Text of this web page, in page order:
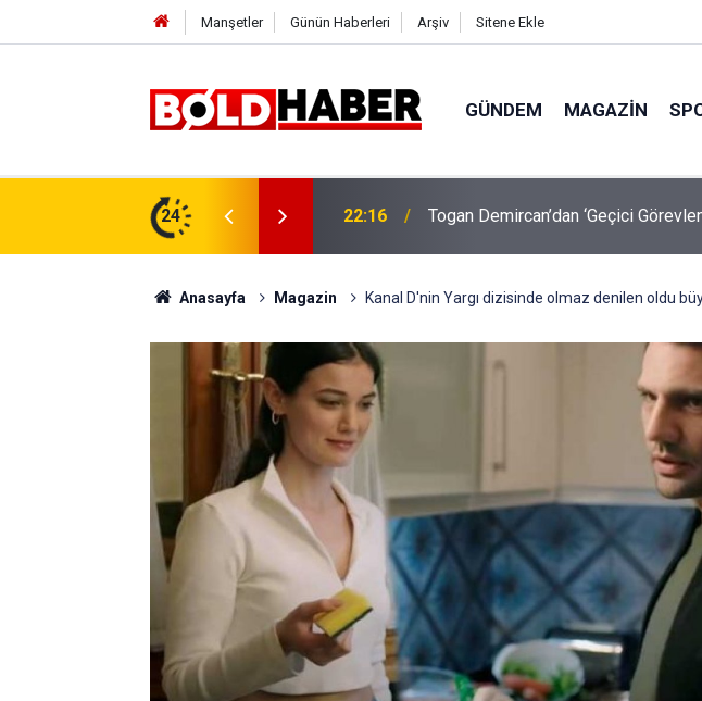
Manşetler Günün Haberleri Arşiv Sitene Ekle
GÜNDEM MAGAZIN
24 19:32 Sıcak Havalarda Ödem Şikayetini
Anasayfa Magazin Kanal D'nin Yargı dizisinde olmaz denilen oldu